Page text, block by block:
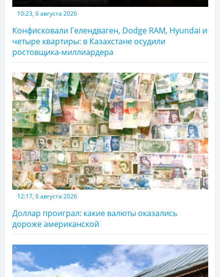
10:23, 6 августа 2026
Конфисковали Гелендваген, Dodge RAM, Hyundai и
четыре квартиры: в Казахстане осудили
ростовщика-миллиардера
12:17, 6 августа 2026
Доллар проиграл: какие валюты оказались
дороже американской